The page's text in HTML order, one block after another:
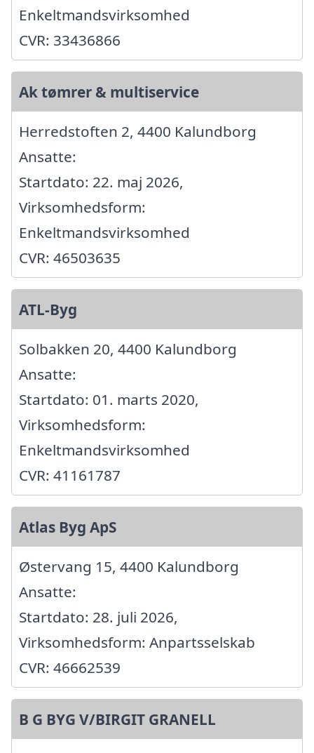
Enkeltmandsvirksomhed
CVR: 33436866
Ak tømrer & multiservice
Herredstoften 2, 4400 Kalundborg
Ansatte:
Startdato: 22. maj 2026,
Virksomhedsform:
Enkeltmandsvirksomhed
CVR: 46503635
ATL-Byg
Solbakken 20, 4400 Kalundborg
Ansatte:
Startdato: 01. marts 2020,
Virksomhedsform:
Enkeltmandsvirksomhed
CVR: 41161787
Atlas Byg ApS
Østervang 15, 4400 Kalundborg
Ansatte:
Startdato: 28. juli 2026,
Virksomhedsform: Anpartsselskab
CVR: 46662539
B G BYG V/BIRGIT GRANELL